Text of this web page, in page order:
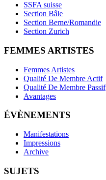
SSFA suisse
Section Bâle
Section Berne/Romandie
Section Zurich
FEMMES ARTISTES
Femmes Artistes
Qualité De Membre Actif
Qualité De Membre Passif
Avantages
ÉVÈNEMENTS
Manifestations
Impressions
Archive
SUJETS